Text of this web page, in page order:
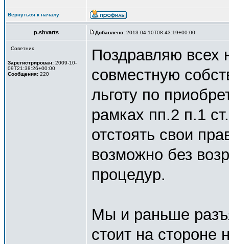
Вернуться к началу
p.shvarts Добавлено: 2013-04-10T08:43:19+00:00
Советник
Зарегистрирован: 2009-10-
09T21:38:26+00:00
Сообщения: 220
Поздравляю всех
совместную
льготу по
рамках пп.2 п.1
отстоять свои
возможно без
процедур.
Мы и раньше
стоит на стороне